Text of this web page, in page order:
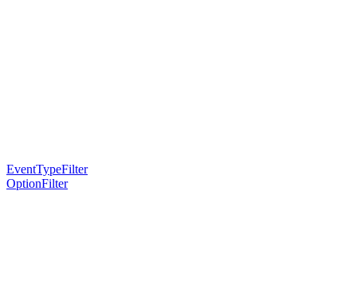
EventTypeFilter
OptionFilter